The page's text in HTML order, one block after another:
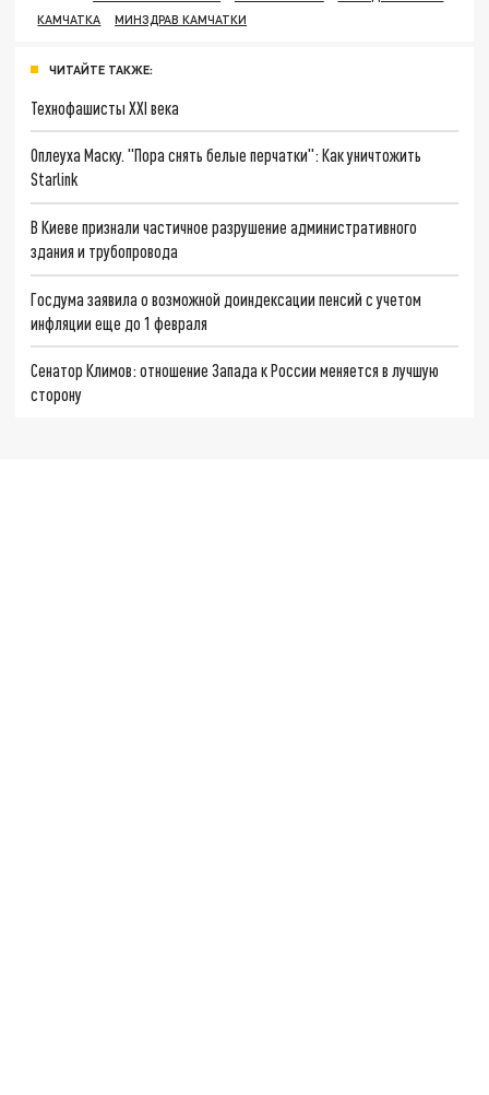
КАМЧАТКА
МИНЗДРАВ КАМЧАТКИ
ЧИТАЙТЕ ТАКЖЕ:
Технофашисты XXI века
Оплеуха Маску. "Пора снять белые перчатки": Как уничтожить
Starlink
В Киеве признали частичное разрушение административного
здания и трубопровода
Госдума заявила о возможной доиндексации пенсий с учетом
инфляции еще до 1 февраля
Сенатор Климов: отношение Запада к России меняется в лучшую
сторону